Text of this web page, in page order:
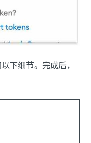
下细节。完成后，